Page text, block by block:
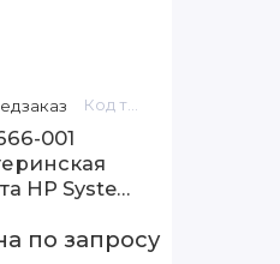
Код товара: 461666-001
001
HP System
по запросу